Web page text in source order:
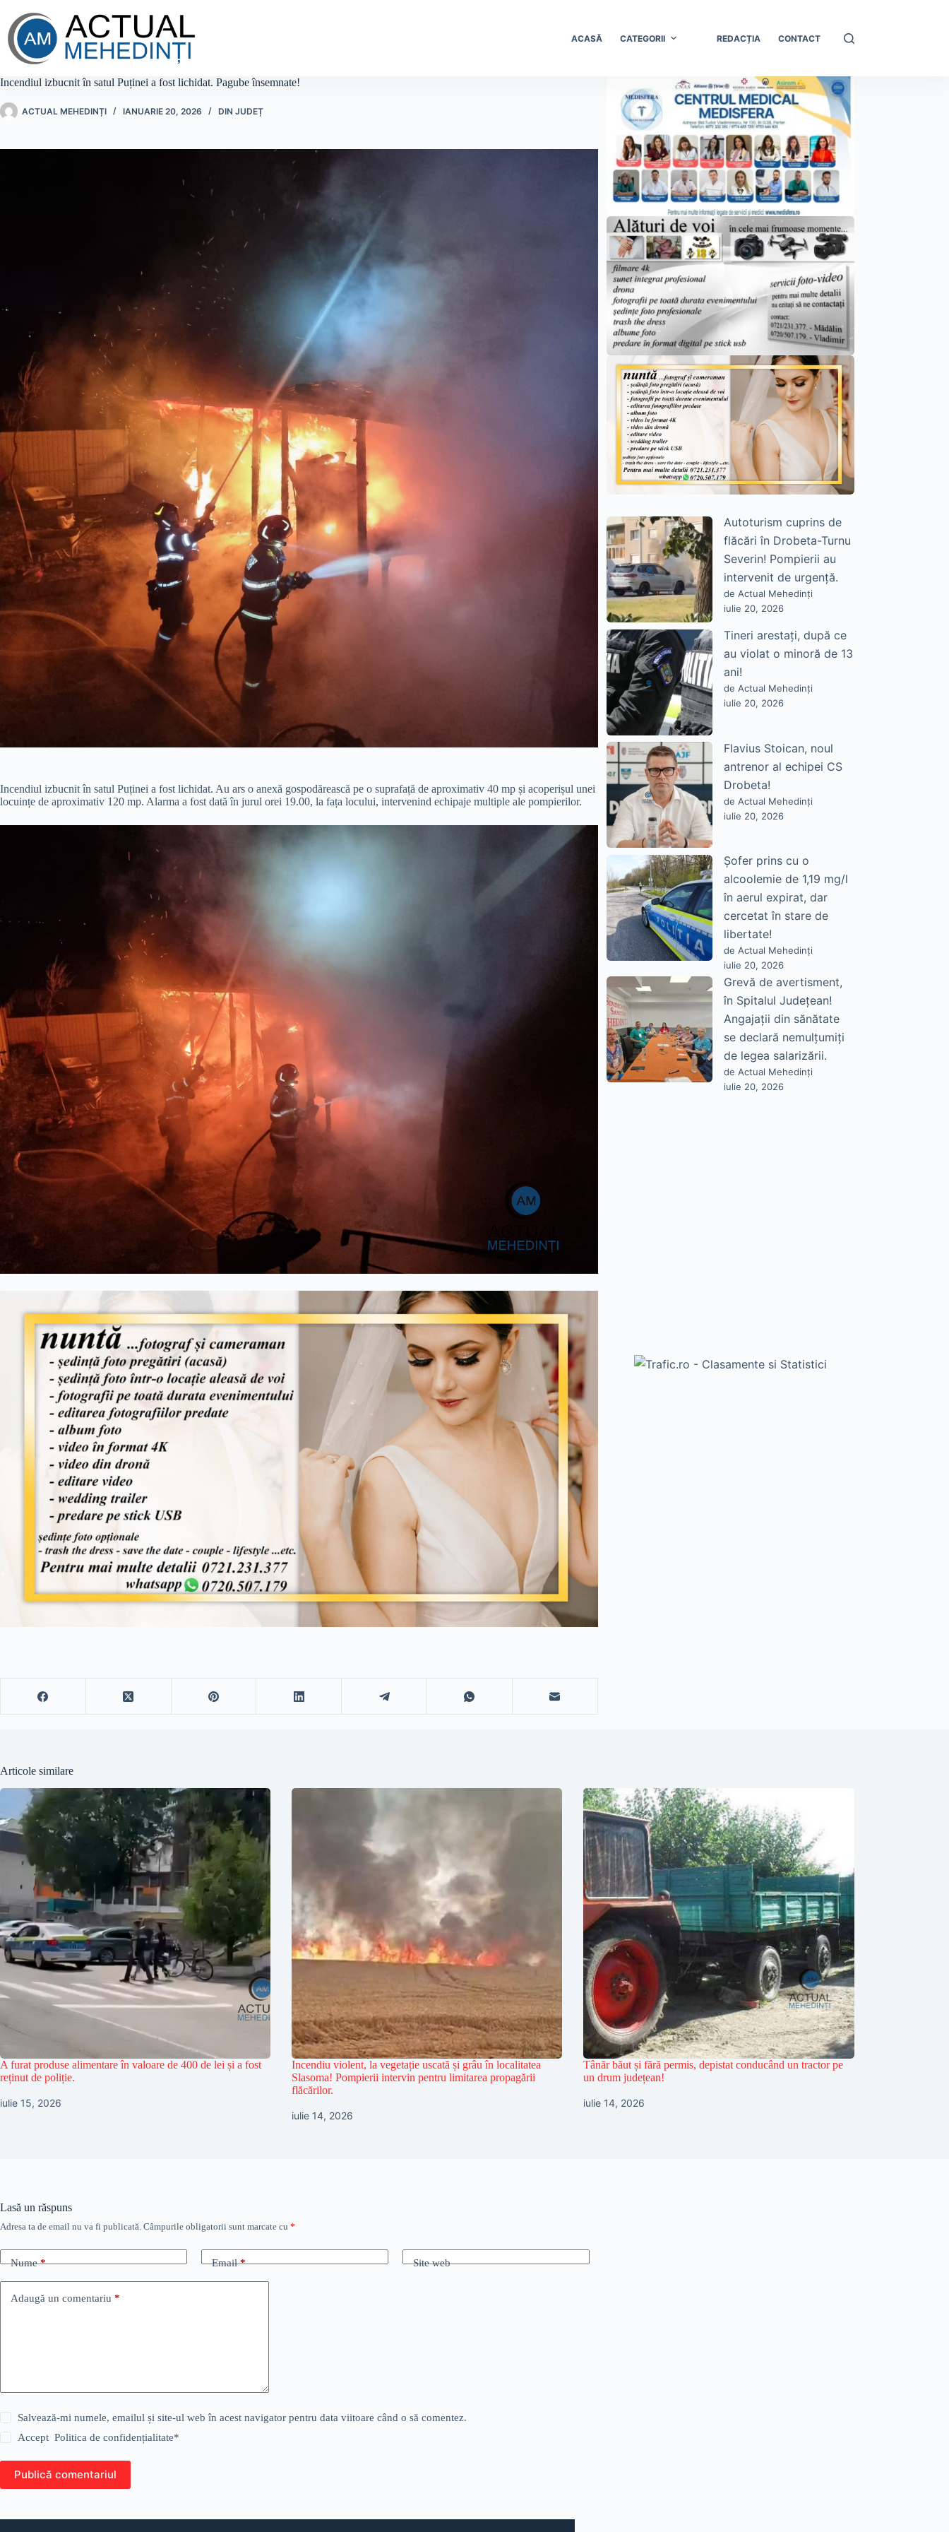
conținut
ACASĂ CATEGORII REDACȚIA CONTACT
Incendiul izbucnit în satul Puținei a fost lichidat. Pagube însemnate!
ACTUAL MEHEDINȚI IANUARIE 20, 2026 DIN JUDEȚ
Incendiul izbucnit în satul Puținei a fost lichidat. Au ars o anexă gospodărească pe o suprafață de aproximativ 40 mp și acoperișul unei
locuințe de aproximativ 120 mp. Alarma a fost dată în jurul orei 19.00, la fața locului, intervenind echipaje multiple ale pompierilor.
Autoturism cuprins de
flăcări în Drobeta-Turnu
Severin! Pompierii au
intervenit de urgență.
de Actual Mehedinți
iulie 20, 2026
Tineri arestați, după ce
au violat o minoră de 13
ani!
de Actual Mehedinți
iulie 20, 2026
Flavius Stoican, noul
antrenor al echipei CS
Drobeta!
de Actual Mehedinți
iulie 20, 2026
Șofer prins cu o
alcoolemie de 1,19 mg/l
în aerul expirat, dar
cercetat în stare de
libertate!
de Actual Mehedinți
iulie 20, 2026
Grevă de avertisment,
în Spitalul Județean!
Angajații din sănătate
se declară nemulțumiți
de legea salarizării.
de Actual Mehedinți
iulie 20, 2026
Articole similare
A furat produse alimentare în valoare de 400 de lei și a fost
reținut de poliție.
iulie 15, 2026
Incendiu violent, la vegetație uscată și grâu în localitatea
Slasoma! Pompierii intervin pentru limitarea propagării
flăcărilor.
iulie 14, 2026
Tânăr băut și fără permis, depistat conducând un tractor pe
un drum județean!
iulie 14, 2026
Lasă un răspuns
Adresa ta de email nu va fi publicată. Câmpurile obligatorii sunt marcate cu *
Nume* Email* Site web
Adaugă un comentariu *
Salvează-mi numele, emailul și site-ul web în acest navigator pentru data viitoare când o să comentez.
AcceptPolitica de confidențialitate*
Publică comentariul